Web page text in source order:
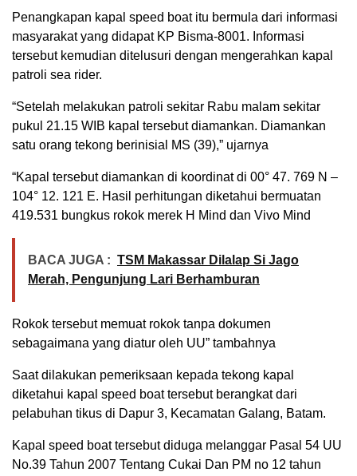
Penangkapan kapal speed boat itu bermula dari informasi
masyarakat yang didapat KP Bisma-8001. Informasi
tersebut kemudian ditelusuri dengan mengerahkan kapal
patroli sea rider.
“Setelah melakukan patroli sekitar Rabu malam sekitar
pukul 21.15 WIB kapal tersebut diamankan. Diamankan
satu orang tekong berinisial MS (39),” ujarnya
“Kapal tersebut diamankan di koordinat di 00° 47. 769 N –
104° 12. 121 E. Hasil perhitungan diketahui bermuatan
419.531 bungkus rokok merek H Mind dan Vivo Mind
BACA JUGA : TSM Makassar Dilalap Si Jago
Merah, Pengunjung Lari Berhamburan
Rokok tersebut memuat rokok tanpa dokumen
sebagaimana yang diatur oleh UU” tambahnya
Saat dilakukan pemeriksaan kepada tekong kapal
diketahui kapal speed boat tersebut berangkat dari
pelabuhan tikus di Dapur 3, Kecamatan Galang, Batam.
Kapal speed boat tersebut diduga melanggar Pasal 54 UU
No.39 Tahun 2007 Tentang Cukai Dan PM no 12 tahun